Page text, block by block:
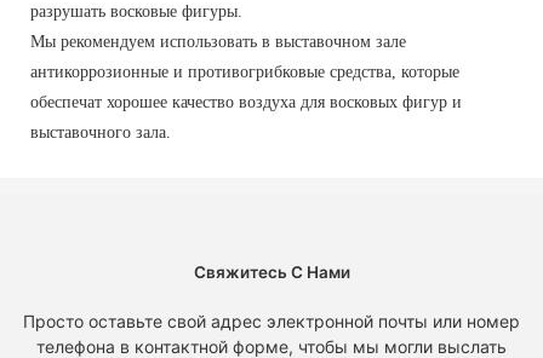
разрушать восковые фигуры.
Мы рекомендуем использовать в выставочном зале
антикоррозионные и противогрибковые средства, которые
обеспечат хорошее качество воздуха для восковых фигур и
выставочного зала.
Свяжитесь С Нами
Просто оставьте свой адрес электронной почты или номер
телефона в контактной форме, чтобы мы могли выслать